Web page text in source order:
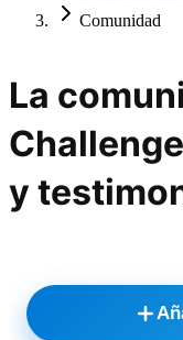
Comunidad
La
y